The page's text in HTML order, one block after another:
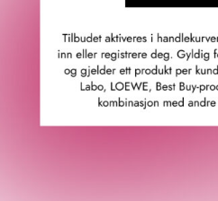
mindre synlige porer, fine linjer
regelmessig bruk blir huden
strålende, samtidig som porer
fremtredende. Den lette,
huden og gir en utrolig naturlig